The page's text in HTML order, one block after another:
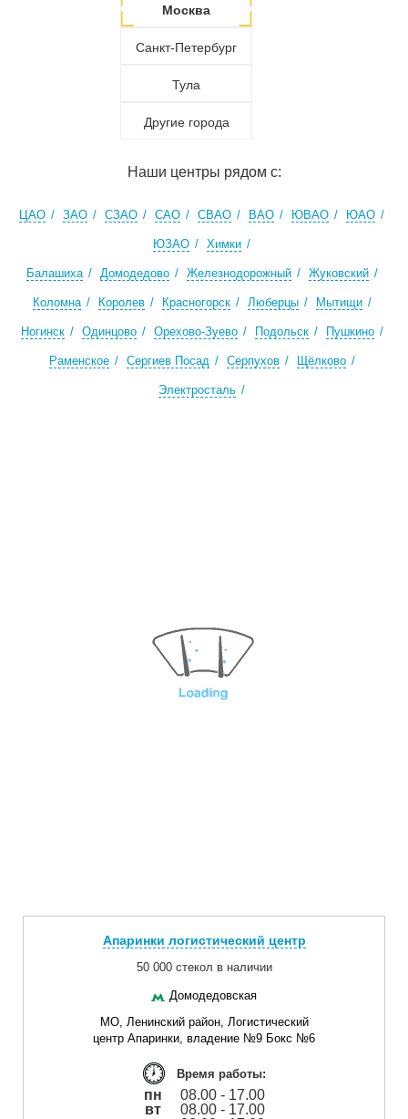
Москва
Санкт-Петербург
Тула
Другие города
Наши центры рядом с:
ЦАО ЗАО СЗАО САО СВАО ВАО ЮВАО ЮАО
ЮЗАО Химки
Балашиха Домодедово Железнодорожный Жуковский
Коломна Королев Красногорск Люберцы Мытищи
Ногинск Одинцово Орехово-Зуево Подольск Пушкино
Раменское Сергиев Посад Серпухов Щёлково
Электросталь
Апаринки логистический центр
50 000 стекол в наличии
Домодедовская
МО, Ленинский район, Логистический
центр Апаринки, владение №9 Бокс №6
Время работы:
пн
08.00 - 17.00
вт
08.00 - 17.00